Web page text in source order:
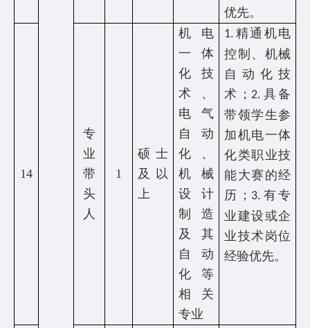
优先。
14
专
业
带
头
人
1
硕士
及以
上
机电
一体
化技
术、
电气
自动
化、
机械
设计
制造
及其
自动
化等
相关
专业
1. 精通机电
控制、机械
自动化技
术； 2. 具备
带领学生参
加机电一体
化类职业技
能大赛的经
历； 3. 有专
业建设或企
业技术岗位
经验优先。